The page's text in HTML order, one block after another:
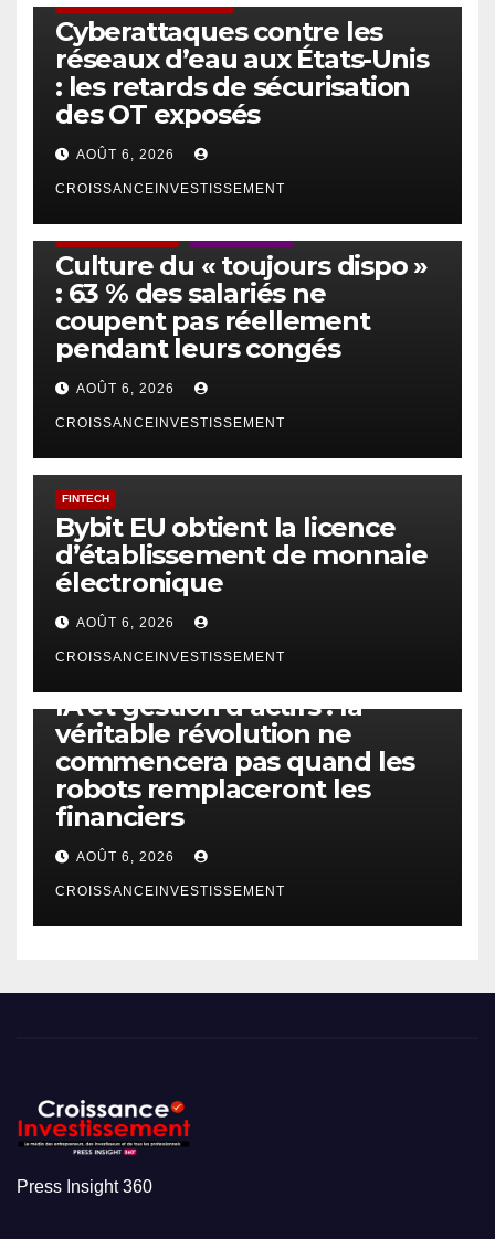
Cyberattaques contre les
réseaux d’eau aux États-Unis
: les retards de sécurisation
des OT exposés
AOÛT 6, 2026
CROISSANCEINVESTISSEMENT
Culture du « toujours dispo »
: 63 % des salariés ne
coupent pas réellement
pendant leurs congés
AOÛT 6, 2026
CROISSANCEINVESTISSEMENT
FINTECH
Bybit EU obtient la licence
d’établissement de monnaie
électronique
AOÛT 6, 2026
CROISSANCEINVESTISSEMENT
IA et gestion d’actifs : la
véritable révolution ne
commencera pas quand les
robots remplaceront les
financiers
AOÛT 6, 2026
CROISSANCEINVESTISSEMENT
Press Insight 360